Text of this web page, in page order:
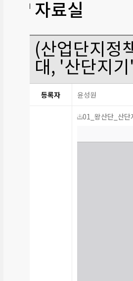
자료실
(산업단지정
대, '산단지
등록자 윤성원
01_왕산단_산